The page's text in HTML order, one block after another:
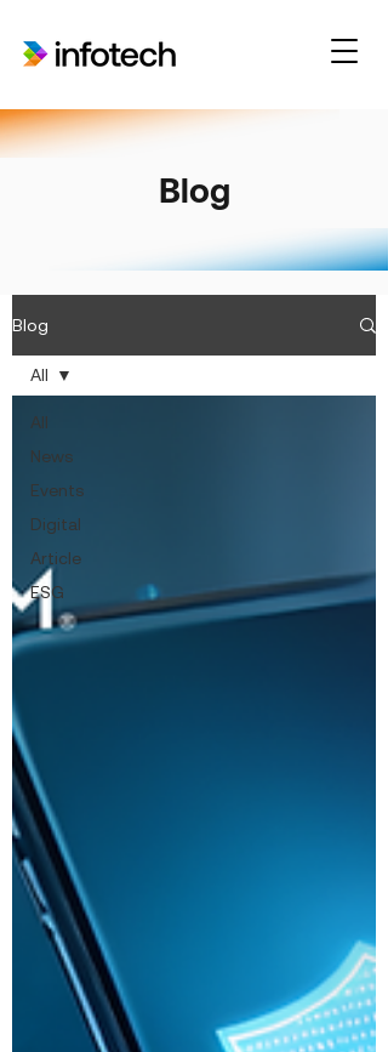
Blog
Blog
All
News
Events
Digital
Article
ESG
All